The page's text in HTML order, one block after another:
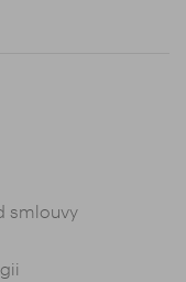
smlouvy